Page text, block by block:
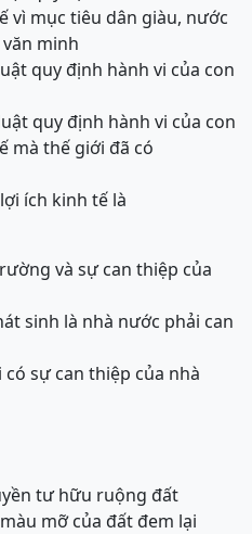
vì mục tiêu dân giàu, nước
minh
quy định hành vi của con
quy định hành vi của con
mà thế giới đã có
ích kinh tế là
và sự can thiệp của
sinh là nhà nước phải can
sự can thiệp của nhà
tư hữu ruộng đất
mỡ của đất đem lại